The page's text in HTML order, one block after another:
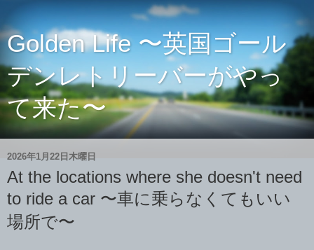
Golden Life 〜英国ゴール
デンレトリーバーがやっ
て来た〜
2026年1月22日木曜日
At the locations where she doesn't need
to ride a car 〜車に乗らなくてもいい
場所で〜